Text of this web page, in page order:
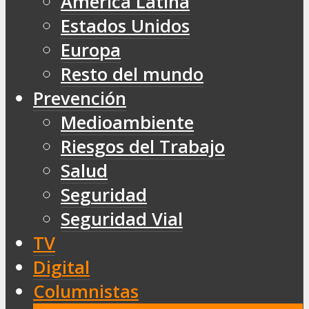
Estados Unidos
Europa
Resto del mundo
Prevención
Medioambiente
Riesgos del Trabajo
Salud
Seguridad
Seguridad Vial
TV
Digital
Columnistas